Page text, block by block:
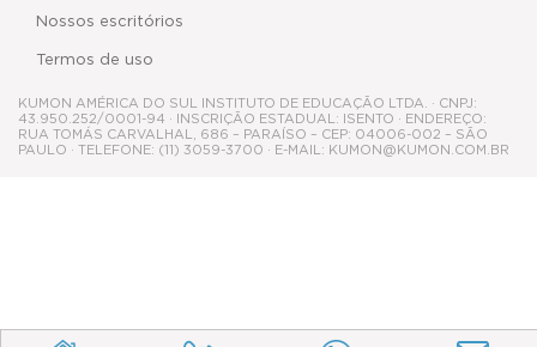
Termos de uso
Nossos escritórios
KUMON AMÉRICA DO SUL INSTITUTO DE EDUCAÇÃO LTDA. · CNPJ:
43.950.252/0001-94 · INSCRIÇÃO ESTADUAL: ISENTO · ENDEREÇO:
RUA TOMÁS CARVALHAL, 686 – PARAÍSO – CEP: 04006-002 – SÃO
PAULO · TELEFONE: (11) 3059-3700 · E-MAIL: KUMON@KUMON.COM.BR